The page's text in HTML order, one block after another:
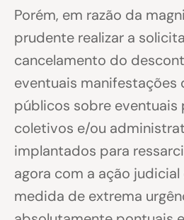
Porém, em razão da
prudente realizar a
cancelamento do
eventuais manifestações
públicos sobre
coletivos e/ou
implantados para
agora com a ação
medida de extrema